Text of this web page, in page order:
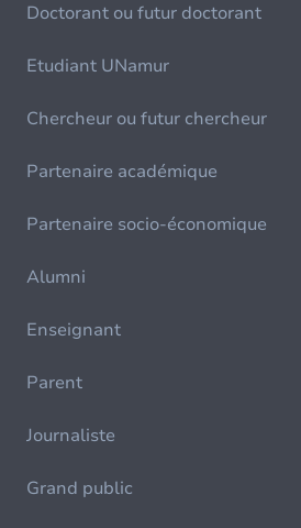
Doctorant ou futur doctorant
Etudiant UNamur
Chercheur ou futur chercheur
Partenaire académique
Partenaire socio-économique
Alumni
Enseignant
Parent
Journaliste
Grand public